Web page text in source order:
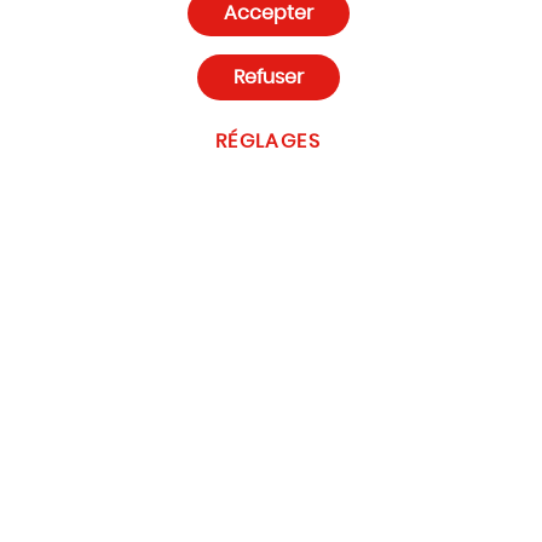
Paramètres des cookies
Accepter
RÉGLAGES
Refuser